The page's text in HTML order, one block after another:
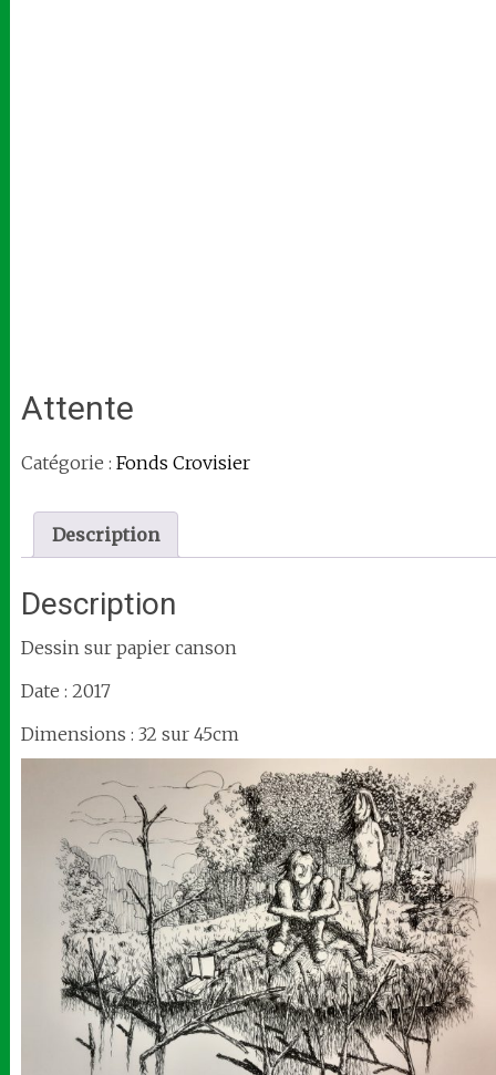
Attente
Catégorie : Fonds Crovisier
Description
Description
Dessin sur papier canson
Date : 2017
Dimensions : 32 sur 45cm